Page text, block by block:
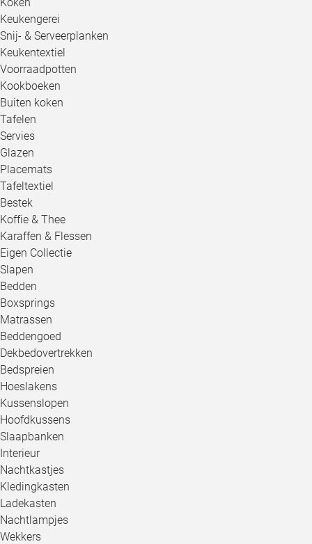
Keukengerei
Snij- & Serveerplanken
Keukentextiel
Voorraadpotten
Kookboeken
Buiten koken
Tafelen
Servies
Glazen
Placemats
Tafeltextiel
Bestek
Koffie & Thee
Karaffen & Flessen
Eigen Collectie
Slapen
Bedden
Boxsprings
Matrassen
Beddengoed
Dekbedovertrekken
Bedspreien
Hoeslakens
Kussenslopen
Hoofdkussens
Slaapbanken
Interieur
Nachtkastjes
Kledingkasten
Ladekasten
Nachtlampjes
Wekkers